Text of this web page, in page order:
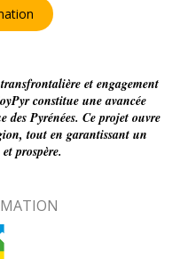
et engagement
constitue une avancée
Pyrénées. Ce projet ouvre
tout en garantissant un
prospère.